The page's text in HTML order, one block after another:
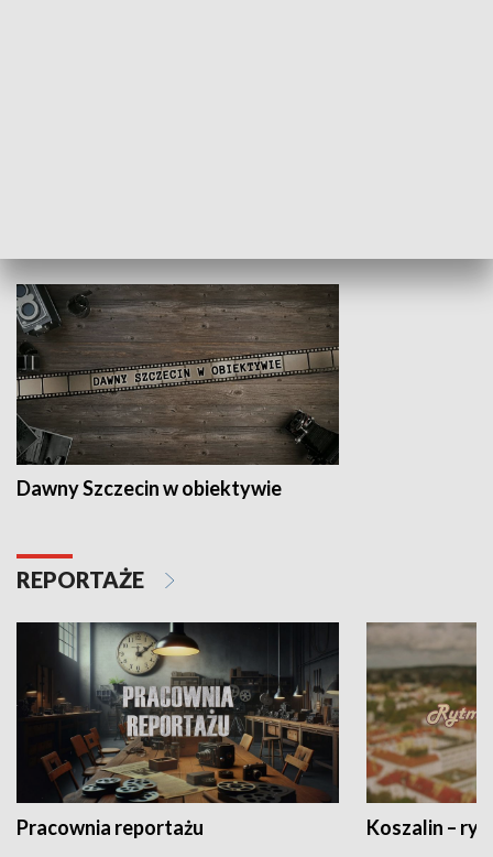
Dawny Szczecin w obiektywie
REPORTAŻE
Pracownia reportażu Koszalin –